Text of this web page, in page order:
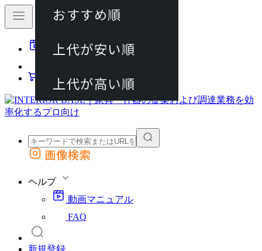
動画マニュアル
カート
外部サイトの商品をカートに追加
画像検索
ヘルプ
動画マニュアル
FAQ
新規登録
おすすめ順
上代が安い順
上代が高い順